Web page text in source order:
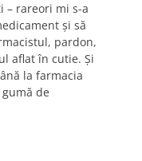
– rareori mi s-a
şi să
pardon,
aflat în cutie. Şi
la farmacia
de